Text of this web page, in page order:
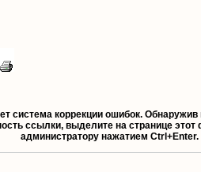
система коррекции ошибок. Обнаружив
ссылки, выделите на странице этот
aдминистратору нажатием Ctrl+Enter.